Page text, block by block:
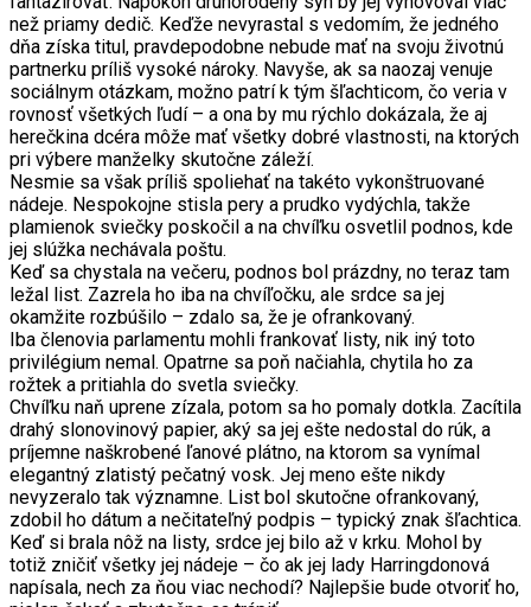
než priamy dedič. Keďže nevyrastal s vedomím, že jedného
dňa získa titul, pravdepodobne nebude mať na svoju životnú
partnerku príliš vysoké nároky. Navyše, ak sa naozaj venuje
sociálnym otázkam, možno patrí k tým šľachticom, čo veria v
rovnosť všetkých ľudí – a ona by mu rýchlo dokázala, že aj
herečkina dcéra môže mať všetky dobré vlastnosti, na ktorých
pri výbere manželky skutočne záleží.
Nesmie sa však príliš spoliehať na takéto vykonštruované
nádeje. Nespokojne stisla pery a prudko vydýchla, takže
plamienok sviečky poskočil a na chvíľku osvetlil podnos, kde
jej slúžka nechávala poštu.
Keď sa chystala na večeru, podnos bol prázdny, no teraz tam
ležal list. Zazrela ho iba na chvíľočku, ale srdce sa jej
okamžite rozbúšilo – zdalo sa, že je ofrankovaný.
Iba členovia parlamentu mohli frankovať listy, nik iný toto
privilégium nemal. Opatrne sa poň načiahla, chytila ho za
rožtek a pritiahla do svetla sviečky.
Chvíľku naň uprene zízala, potom sa ho pomaly dotkla. Zacítila
drahý slonovinový papier, aký sa jej ešte nedostal do rúk, a
príjemne naškrobené ľanové plátno, na ktorom sa vynímal
elegantný zlatistý pečatný vosk. Jej meno ešte nikdy
nevyzeralo tak významne. List bol skutočne ofrankovaný,
zdobil ho dátum a nečitateľný podpis – typický znak šľachtica.
Keď si brala nôž na listy, srdce jej bilo až v krku. Mohol by
totiž zničiť všetky jej nádeje – čo ak jej lady Harringdonová
napísala, nech za ňou viac nechodí? Najlepšie bude otvoriť ho,